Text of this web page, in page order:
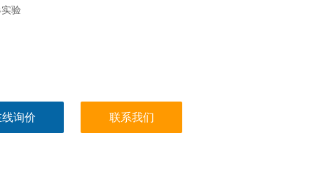
验
询价 联系我们